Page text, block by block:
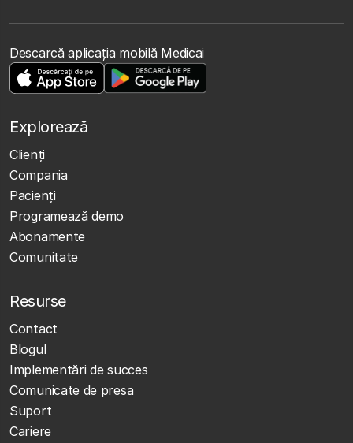
Descarcă aplicația mobilă Medicai
Explorează
Clienţi
Compania
Pacienți
Programează demo
Abonamente
Comunitate
Resurse
Contact
Blogul
Implementări de succes
Comunicate de presa
Suport
Cariere